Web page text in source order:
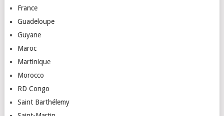
France
Guadeloupe
Guyane
Maroc
Martinique
Morocco
RD Congo
Saint Barthélemy